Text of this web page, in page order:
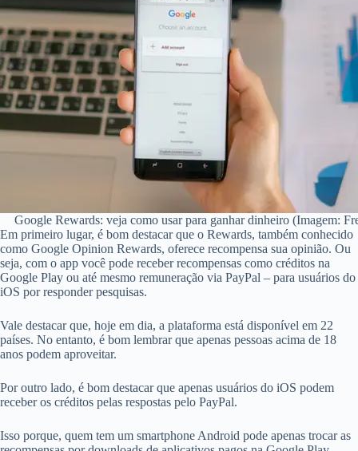
Google Rewards: veja como usar para ganhar dinheiro (Imagem:
Em primeiro lugar, é bom destacar que o Rewards, também conhecido
como Google Opinion Rewards, oferece recompensa sua opinião. Ou
seja, com o app você pode receber recompensas como créditos na
Google Play ou até mesmo remuneração via PayPal – para usuários do
iOS por responder pesquisas.
Vale destacar que, hoje em dia, a plataforma está disponível em 22
países. No entanto, é bom lembrar que apenas pessoas acima de 18
anos podem aproveitar.
Por outro lado, é bom destacar que apenas usuários do iOS podem
receber os créditos pelas respostas pelo PayPal.
Isso porque, quem tem um smartphone Android pode apenas trocar as